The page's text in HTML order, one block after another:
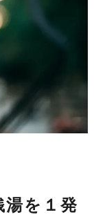
湯を１発